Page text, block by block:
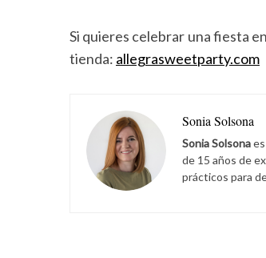
Si quieres celebrar una fiesta
tienda: allegrasweetparty.com
Sonia Solsona
Sonia Solsona
de 15 años de
prácticos para